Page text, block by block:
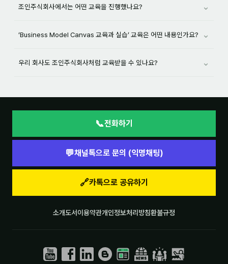
조인주식회사에서는 어떤 교육을 진행했나요? ⌄
‘Business Model Canvas 교육과 실습’ 교육은 어떤 내용인가요? ⌄
우리 회사도 조인주식회사처럼 교육받을 수 있나요? ⌄
📞전화하기
💬채널톡으로 문의 (익명채팅)
🔗카톡으로 공유하기
소개도서이용약관개인정보처리방침환불규정